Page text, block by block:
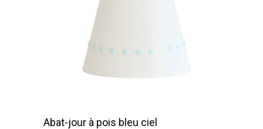
Abat-jour à pois bleu ciel